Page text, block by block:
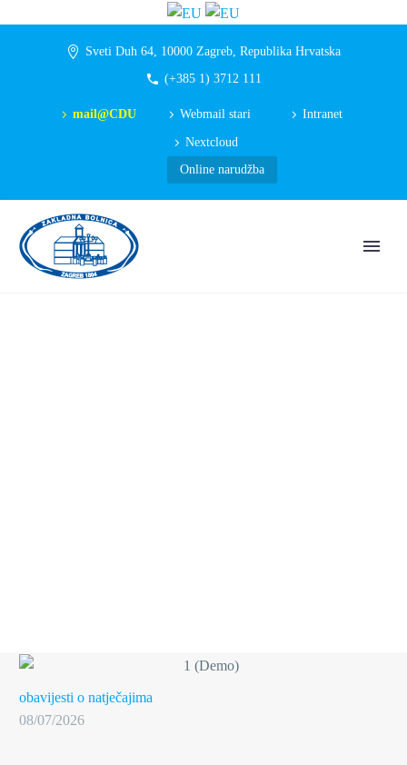
Sveti Duh 64, 10000 Zagreb, Republika Hrvatska
(+385 1) 3712 111
mail@CDU Webmail stari Intranet
Nextcloud
Online narudžba
obavijesti o natječajima
08/07/2026